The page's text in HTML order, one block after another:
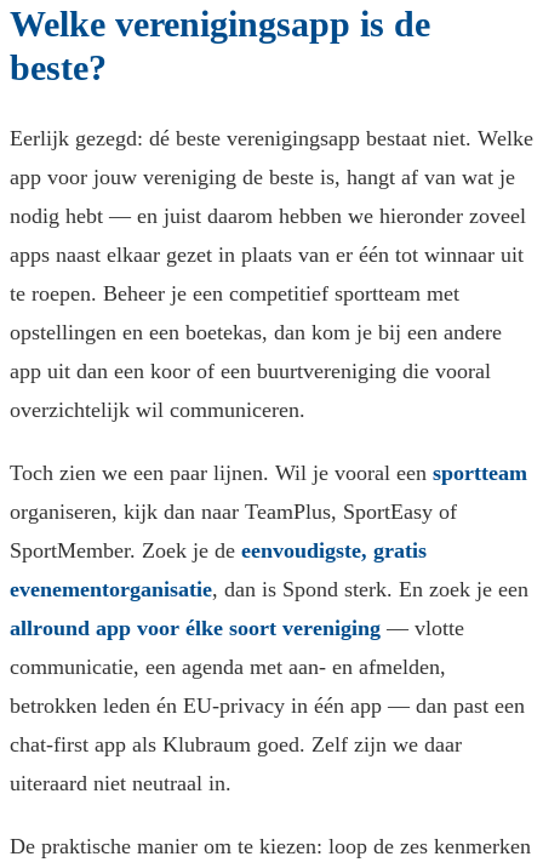
Welke verenigingsapp is de
beste?
Eerlijk gezegd: dé beste verenigingsapp bestaat niet. Welke
app voor jouw vereniging de beste is, hangt af van wat je
nodig hebt — en juist daarom hebben we hieronder zoveel
apps naast elkaar gezet in plaats van er één tot winnaar uit
te roepen. Beheer je een competitief sportteam met
opstellingen en een boetekas, dan kom je bij een andere
app uit dan een koor of een buurtvereniging die vooral
overzichtelijk wil communiceren.
Toch zien we een paar lijnen. Wil je vooral een sportteam
organiseren, kijk dan naar TeamPlus, SportEasy of
SportMember. Zoek je de eenvoudigste, gratis
evenementorganisatie, dan is Spond sterk. En zoek je een
allround app voor élke soort vereniging — vlotte
communicatie, een agenda met aan- en afmelden,
betrokken leden én EU-privacy in één app — dan past een
chat-first app als Klubraum goed. Zelf zijn we daar
uiteraard niet neutraal in.
De praktische manier om te kiezen: loop de zes kenmerken